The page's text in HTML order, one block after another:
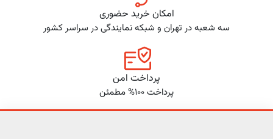
امکان خرید حضوری
سه شعبه در تهران و شبکه نمایندگی در سراسر کشور
پرداخت امن
پرداخت 100% مطمئن